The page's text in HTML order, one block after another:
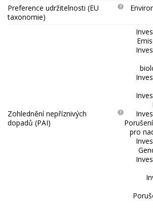
Preference udržitelnosti (EU
taxonomie)
Zohlednění nepříznivých
dopadů (PAI)
pro